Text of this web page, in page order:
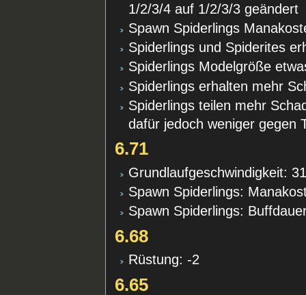
1/2/3/4 auf 1/2/3/3 geändert
Spawn Spiderlings
Spiderlings und Spiderites
Spiderlings Modelgröße
Spiderlings erhalten mehr
Spiderlings teilen mehr
dafür jedoch weniger gegen
6.71
Grundlaufgeschwindigkeit:
Spawn Spiderlings:
Spawn Spiderlings:
6.68
Rüstung: -2
6.65